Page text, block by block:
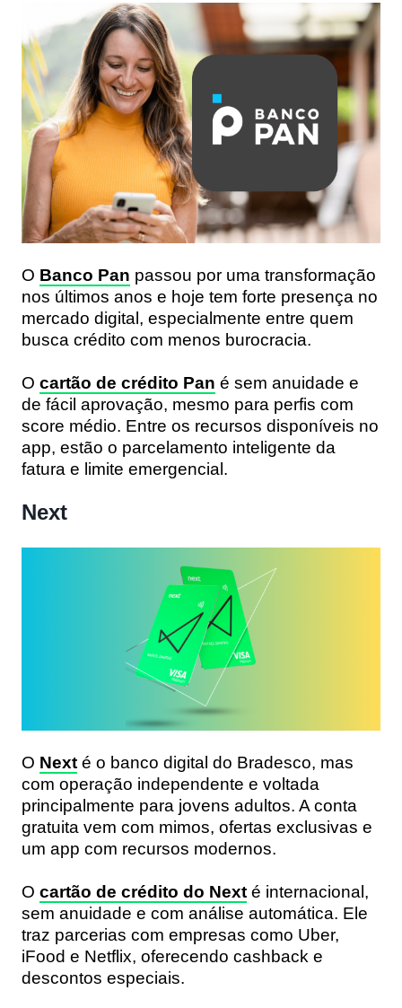
O Banco Pan passou por uma transformação
nos últimos anos e hoje tem forte presença no
mercado digital, especialmente entre quem
busca crédito com menos burocracia.
O cartão de crédito Pan é sem anuidade e
de fácil aprovação, mesmo para perfis com
score médio. Entre os recursos disponíveis no
app, estão o parcelamento inteligente da
fatura e limite emergencial.
Next
O Next é o banco digital do Bradesco, mas
com operação independente e voltada
principalmente para jovens adultos. A conta
gratuita vem com mimos, ofertas exclusivas e
um app com recursos modernos.
O cartão de crédito do Next é internacional,
sem anuidade e com análise automática. Ele
traz parcerias com empresas como Uber,
iFood e Netflix, oferecendo cashback e
descontos especiais.